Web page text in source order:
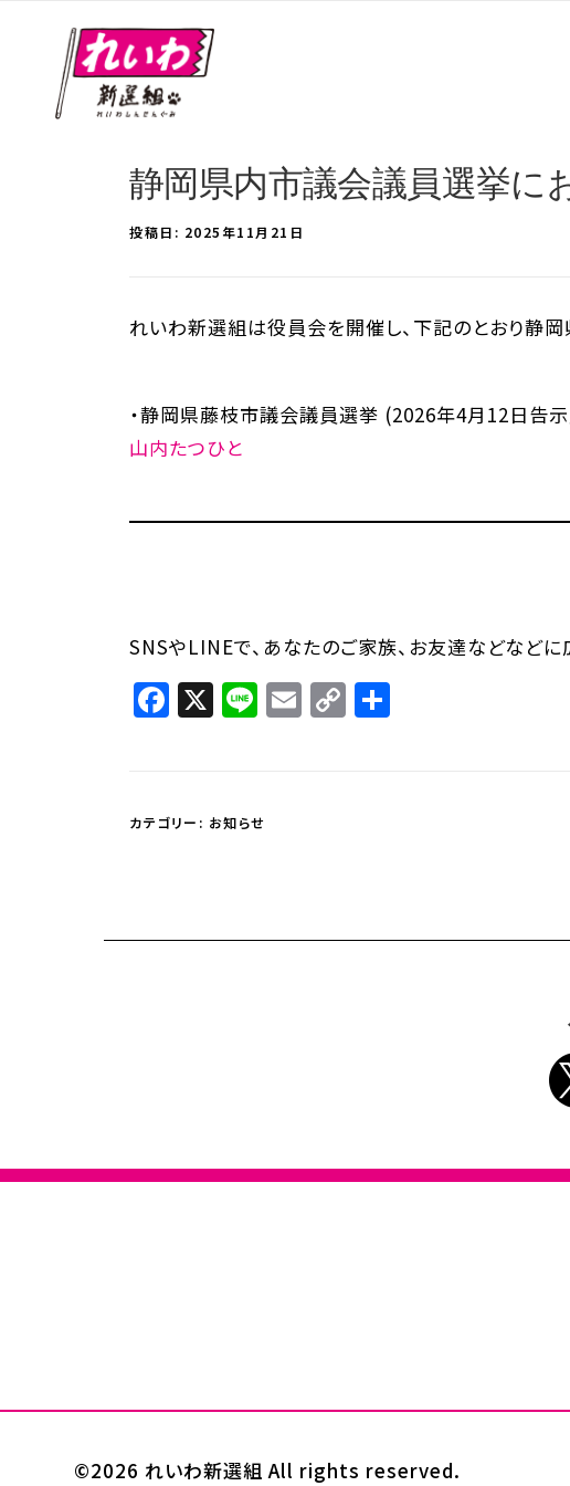
静岡県内市議会議員選挙に
投稿日: 2025年11月21日
れいわ新選組は役員会を開催し、下記のとおり静
・静岡県藤枝市議会議員選挙 (2026年4月12日告
山内たつひと
SNSやLINEで、あなたのご家族、お友達などなどに
Facebook
X LineEmail
Copy
カテゴリー: お知らせ
©2026 れいわ新選組 All rights reserved.